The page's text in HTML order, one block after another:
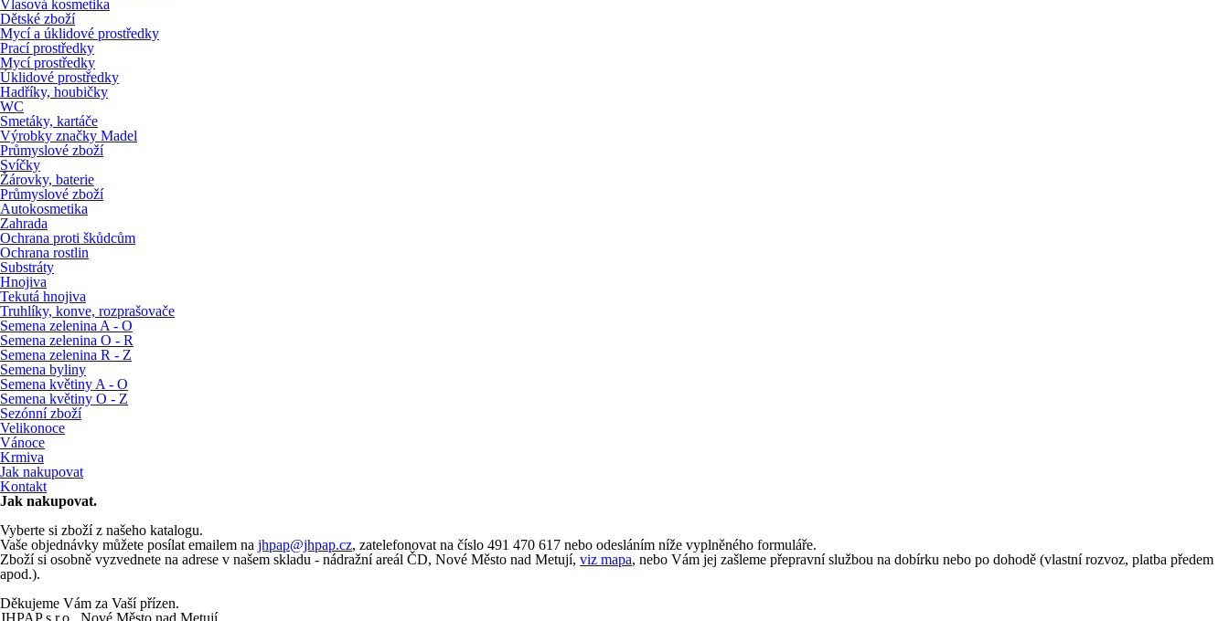
Vlasová kosmetika
Dětské zboží
Mycí a úklidové prostředky
Prací prostředky
Mycí prostředky
Úklidové prostředky
Hadříky, houbičky
WC
Smetáky, kartáče
Výrobky značky Madel
Průmyslové zboží
Svíčky
Žárovky, baterie
Průmyslové zboží
Autokosmetika
Zahrada
Ochrana proti škůdcům
Ochrana rostlin
Substráty
Hnojiva
Tekutá hnojiva
Truhlíky, konve, rozprašovače
Semena zelenina A - O
Semena zelenina O - R
Semena zelenina R - Z
Semena byliny
Semena květiny A - O
Semena květiny O - Z
Sezónní zboží
Velikonoce
Vánoce
Krmiva
Jak nakupovat
Kontakt
Jak nakupovat.
Vyberte si zboží z našeho katalogu.
Vaše objednávky můžete posílat emailem na jhpap@jhpap.cz, zatelefonovat na číslo 491 470 617 nebo odesláním níže vyplněného formuláře.
Zboží si osobně vyzvednete na adrese v našem skladu - nádražní areál ČD, Nové Město nad Metují, viz mapa, nebo Vám jej zašleme přepravní službou na dobírku nebo po dohodě (vlastní rozvoz, platba předem
apod.).
Děkujeme Vám za Vaší přízen.
JHPAP s.r.o., Nové Město nad Metují